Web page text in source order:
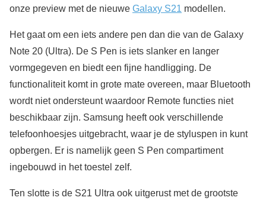
onze preview met de nieuwe Galaxy S21 modellen.
Het gaat om een iets andere pen dan die van de Galaxy
Note 20 (Ultra). De S Pen is iets slanker en langer
vormgegeven en biedt een fijne handligging. De
functionaliteit komt in grote mate overeen, maar Bluetooth
wordt niet ondersteunt waardoor Remote functies niet
beschikbaar zijn. Samsung heeft ook verschillende
telefoonhoesjes uitgebracht, waar je de styluspen in kunt
opbergen. Er is namelijk geen S Pen compartiment
ingebouwd in het toestel zelf.
Ten slotte is de S21 Ultra ook uitgerust met de grootste